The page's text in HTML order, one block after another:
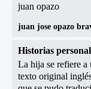
juan opazo
juan jose opazo
Historias
La hija se refiere
texto original